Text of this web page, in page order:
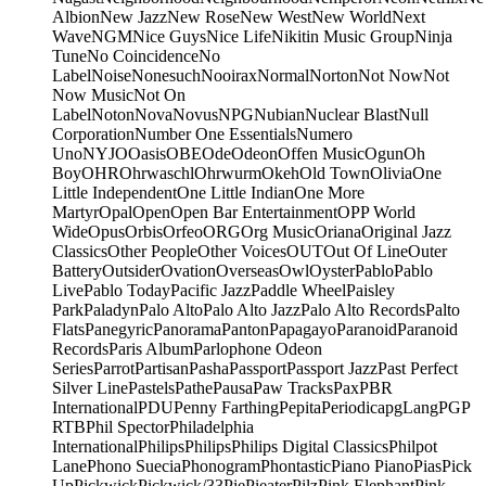
AlbionNew JazzNew RoseNew WestNew WorldNext
WaveNGMNice GuysNice LifeNikitin Music GroupNinja
TuneNo CoincidenceNo
LabelNoiseNonesuchNooiraxNormalNortonNot NowNot
Now MusicNot On
LabelNotonNovaNovusNPGNubianNuclear BlastNull
CorporationNumber One EssentialsNumero
UnoNYJOOasisOBEOdeOdeonOffen MusicOgunOh
BoyOHROhrwaschlOhrwurmOkehOld TownOliviaOne
Little IndependentOne Little IndianOne More
MartyrOpalOpenOpen Bar EntertainmentOPP World
WideOpusOrbisOrfeoORGOrg MusicOrianaOriginal Jazz
ClassicsOther PeopleOther VoicesOUTOut Of LineOuter
BatteryOutsiderOvationOverseasOwlOysterPabloPablo
LivePablo TodayPacific JazzPaddle WheelPaisley
ParkPaladynPalo AltoPalo Alto JazzPalo Alto RecordsPalto
FlatsPanegyricPanoramaPantonPapagayoParanoidParanoid
RecordsParis AlbumParlophone Odeon
SeriesParrotPartisanPashaPassportPassport JazzPast Perfect
Silver LinePastelsPathePausaPaw TracksPaxPBR
InternationalPDUPenny FarthingPepitaPeriodicapgLangPGP
RTBPhil SpectorPhiladelphia
InternationalPhilipsPhilipsPhilips Digital ClassicsPhilpot
LanePhono SueciaPhonogramPhontasticPiano PianoPiasPick